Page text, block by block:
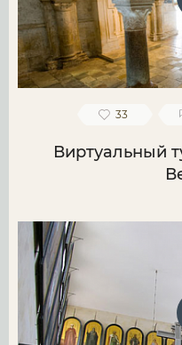
33
Виртуальный